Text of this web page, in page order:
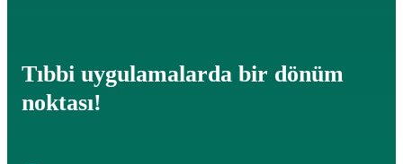
Tıbbi uygulamalarda bir dönüm
noktası!